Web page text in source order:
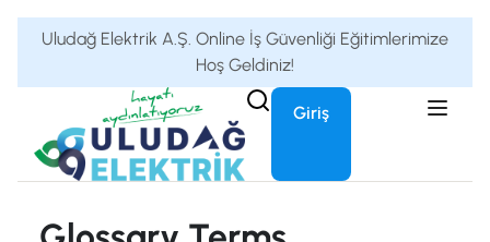
Uludağ Elektrik A.Ş. Online İş Güvenliği Eğitimlerimize
Hoş Geldiniz!
Giriş